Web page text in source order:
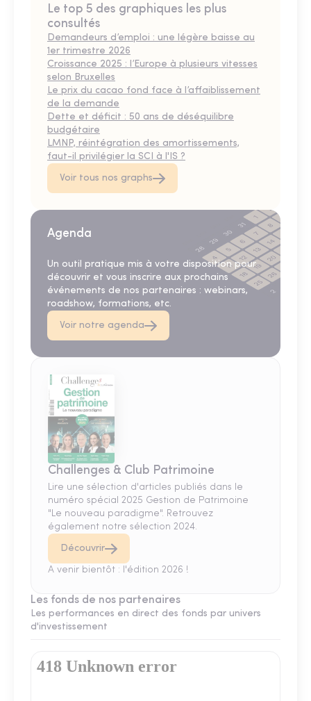
Le top 5 des graphiques les plus
consultés
Demandeurs d’emploi : une légère baisse au
1er trimestre 2026
Croissance 2025 : l’Europe à plusieurs vitesses
selon Bruxelles
Le prix du cacao fond face à l’affaiblissement
de la demande
Dette et déficit : 50 ans de déséquilibre
budgétaire
LMNP, réintégration des amortissements,
faut-il privilégier la SCI à l'IS ?
Voir tous nos graphs
Agenda
Un outil pratique mis à votre disposition pour
découvrir et vous inscrire aux prochains
événements de nos partenaires : webinars,
roadshow, formations, etc.
Voir notre agenda
Challenges & Club Patrimoine
Lire une sélection d'articles publiés dans le
numéro spécial 2025 Gestion de Patrimoine
"Le nouveau paradigme". Retrouvez
également notre sélection 2024.
Découvrir
A venir bientôt : l'édition 2026 !
Les fonds de nos partenaires
Les performances en direct des fonds par univers
d'investissement